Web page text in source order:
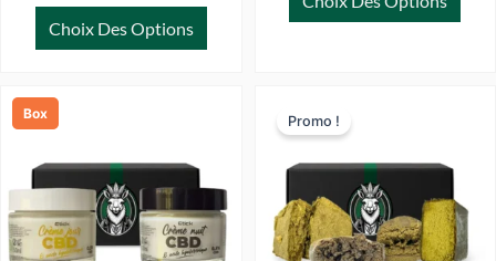
Choix Des Options
Box Promo !